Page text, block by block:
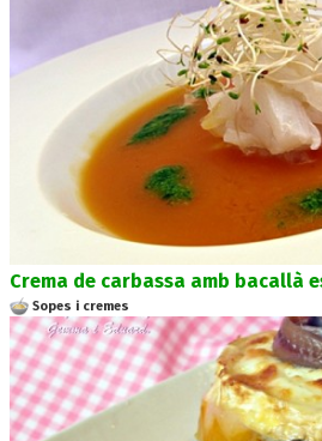
Crema de carbassa amb bacallà
Sopes i cremes